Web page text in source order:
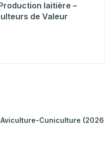
laitière –
de Valeur
Aviculture-Cuniculture (2026